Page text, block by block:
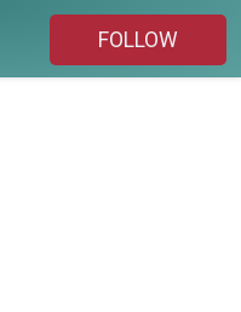
FOLLOW